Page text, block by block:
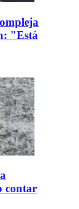
"Está
contar